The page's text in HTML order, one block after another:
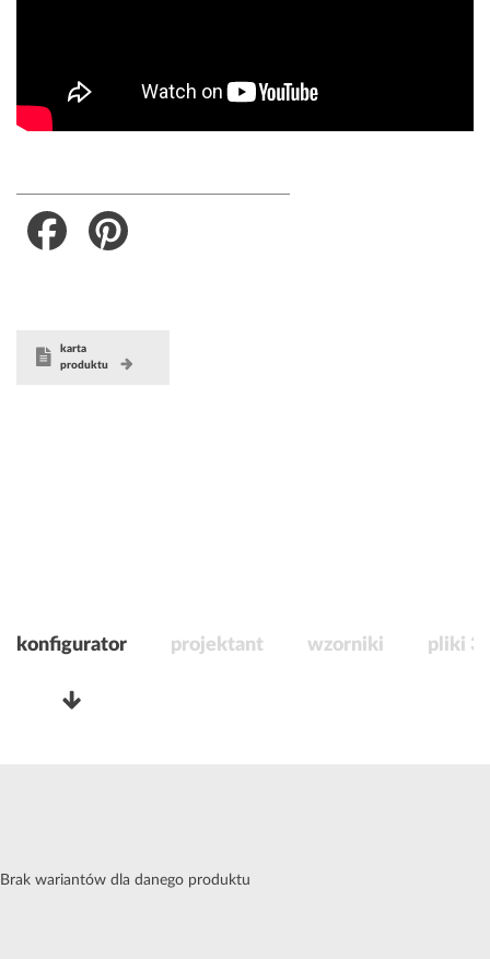
Facebook
karta
produktu
konfigurator projektant wzorniki pliki
Brak wariantów dla danego produktu